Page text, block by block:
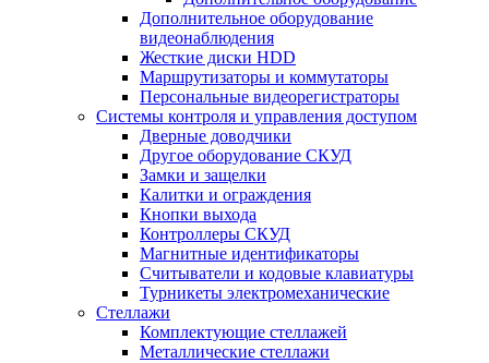
Дополнительное оборудование
видеонаблюдения
Жесткие диски HDD
Маршрутизаторы и коммутаторы
Персональные видеорегистраторы
Системы контроля и управления доступом
Дверные доводчики
Другое оборудование СКУД
Замки и защелки
Калитки и ограждения
Кнопки выхода
Контроллеры СКУД
Магнитные идентификаторы
Считыватели и кодовые клавиатуры
Турникеты электромеханические
Стеллажи
Комплектующие стеллажей
Металлические стеллажи